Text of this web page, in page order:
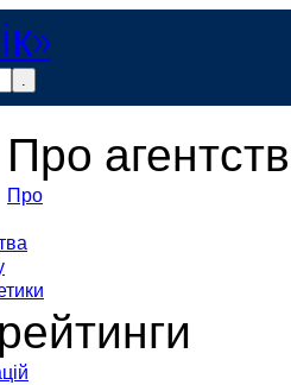
.
Про
Про